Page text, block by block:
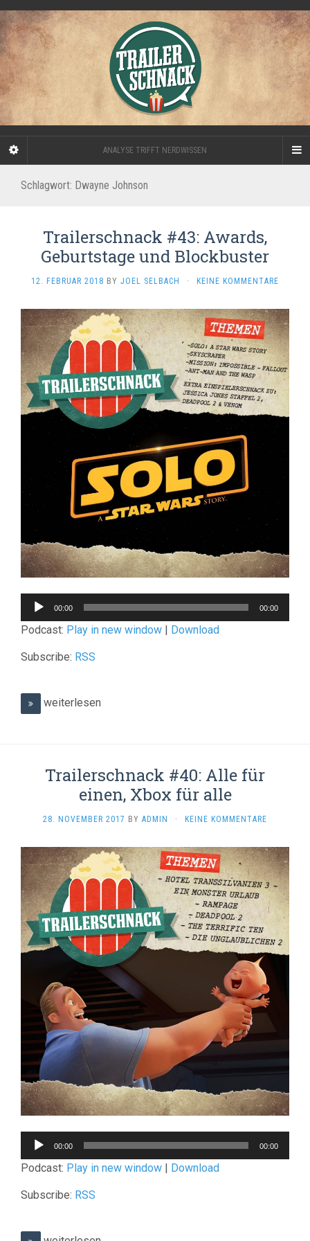
ANALYSE TRIFFT NERDWISSEN
Schlagwort: Dwayne Johnson
Trailerschnack #43: Awards,
Geburtstage und Blockbuster
12. FEBRUAR 2018 BY JOEL SELBACH · KEINE KOMMENTARE
Audio-
Player
00:00 00:00
Podcast: Play in new window | Download
Subscribe: RSS
weiterlesen
Trailerschnack #40: Alle für
einen, Xbox für alle
28. NOVEMBER 2017 BY ADMIN · KEINE KOMMENTARE
Audio-
Player
00:00 00:00
Podcast: Play in new window | Download
Subscribe: RSS